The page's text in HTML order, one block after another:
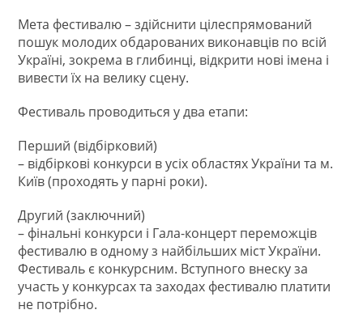
Мета фестивалю – здійснити цілеспрямований
пошук молодих обдарованих виконавців по всій
Україні, зокрема в глибинці, відкрити нові імена і
вивести їх на велику сцену.
Фестиваль проводиться у два етапи:
Перший (відбірковий)
– відбіркові конкурси в усіх областях України та м.
Київ (проходять у парні роки).
Другий (заключний)
– фінальні конкурси і Гала-концерт переможців
фестивалю в одному з найбільших міст України.
Фестиваль є конкурсним. Вступного внеску за
участь у конкурсах та заходах фестивалю платити
не потрібно.